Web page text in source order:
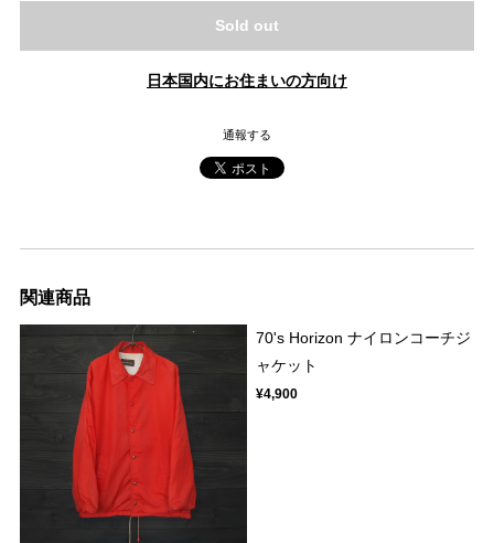
Sold out
日本国内にお住まいの方向け
通報する
関連商品
70's Horizon ナイロンコーチジ
ャケット
¥4,900